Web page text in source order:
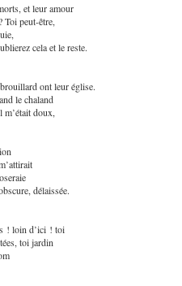
et leur amour
Toi peut-être,
cela et le reste.
ont leur église.
le chaland
m’était doux,
délaissée.
! loin d’ici ! toi
toi jardin